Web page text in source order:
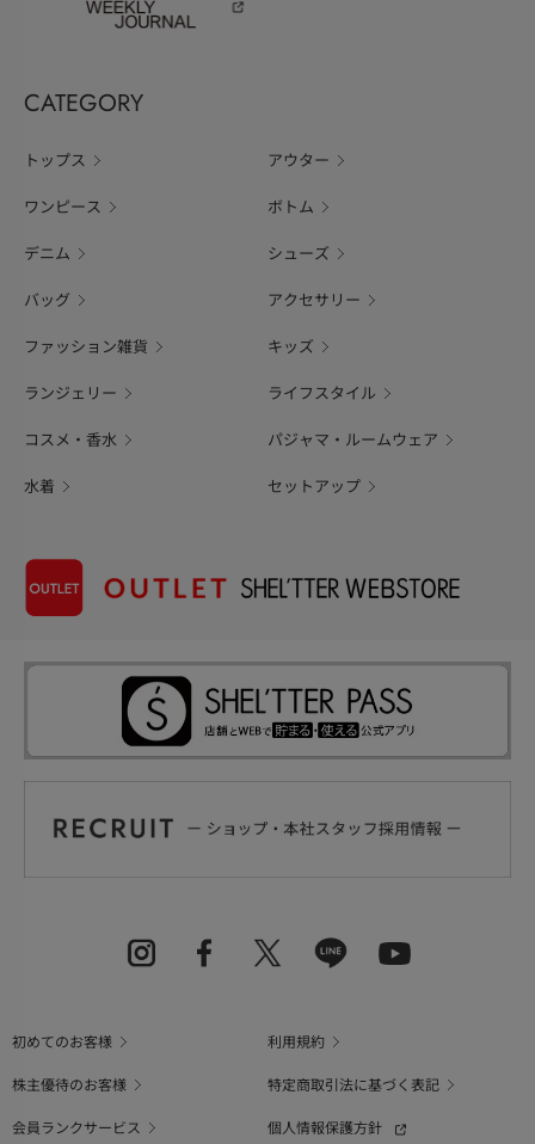
CATEGORY
トップス アウター
ワンピース ボトム
デニム シューズ
バッグ アクセサリー
ファッション雑貨 キッズ
ランジェリー ライフスタイル
コスメ・香水 パジャマ・ルームウェア
水着 セットアップ
初めてのお客様
利用規約
株主優待のお客様
特定商取引法に基づく表記
会員ランクサービス
個人情報保護方針